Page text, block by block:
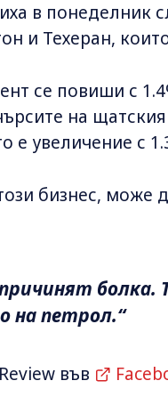
в понеделник
и Техеран,
се повиши с
на
е увеличение с
бизнес,
болка.
на петрол.“
във